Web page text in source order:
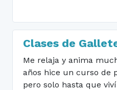
Clases de
Me relaja y anima
años hice un curso de
pero solo hasta que